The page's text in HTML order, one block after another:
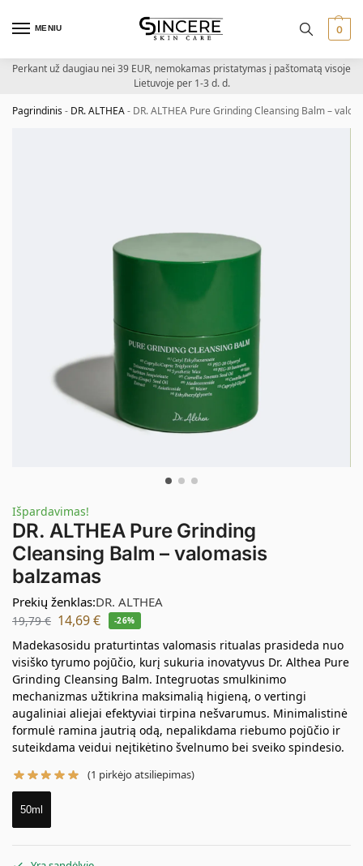
MENIU 0
Perkant už daugiau nei 39 EUR, nemokamas pristatymas į paštomatą visoje
Lietuvoje per 1-3 d. d.
Pagrindinis- DR. ALTHEA- DR. ALTHEA Pure Grinding Cleansing Balm –
Išpardavimas!
DR. ALTHEA Pure Grinding
Cleansing Balm – valomasis
balzamas
Prekių ženklas:DR. ALTHEA
19,79€ 14,69€ -26%
Madekasosidu praturtintas valomasis ritualas prasideda nuo
visiško tyrumo pojūčio, kurį sukuria inovatyvus Dr. Althea Pure
Grinding Cleansing Balm. Integruotas smulkinimo
mechanizmas užtikrina maksimalią higieną, o vertingi
augaliniai aliejai efektyviai tirpina nešvarumus. Minimalistinė
formulė ramina jautrią odą, nepalikdama riebumo pojūčio ir
suteikdama veidui neįtikėtino švelnumo bei sveiko spindesio.
(1 pirkėjo atsiliepimas)
50ml